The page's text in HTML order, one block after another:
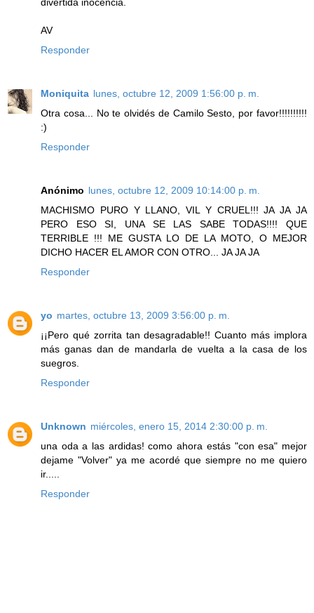
AV
Responder
Moniquita lunes, octubre 12, 2009 1:56:00 p. m.
Otra cosa... No te olvidés de Camilo Sesto, por favor!!!!!!!!!!
:)
Responder
Anónimo lunes, octubre 12, 2009 10:14:00 p. m.
MACHISMO PURO Y LLANO, VIL Y CRUEL!!! JA JA JA
PERO ESO SI, UNA SE LAS SABE TODAS!!!! QUE
TERRIBLE !!! ME GUSTA LO DE LA MOTO, O MEJOR
DICHO HACER EL AMOR CON OTRO... JA JA JA
Responder
yo martes, octubre 13, 2009 3:56:00 p. m.
¡¡Pero qué zorrita tan desagradable!! Cuanto más implora
más ganas dan de mandarla de vuelta a la casa de los
suegros.
Responder
Unknown miércoles, enero 15, 2014 2:30:00 p. m.
una oda a las ardidas! como ahora estás "con esa" mejor
dejame "Volver" ya me acordé que siempre no me quiero
ir.....
Responder